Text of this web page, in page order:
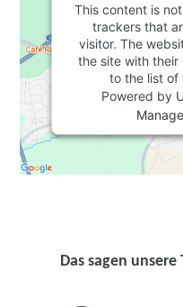
This content is
trackers that
visitor. The
the site with their
to the list of
Powered by
Das sagen